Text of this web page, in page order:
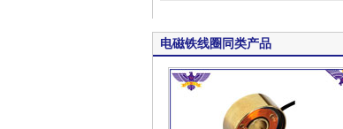
电磁铁线圈同类产品